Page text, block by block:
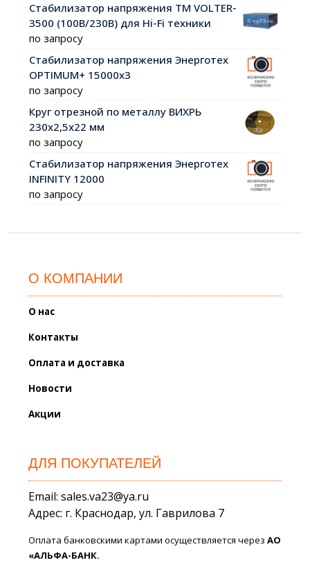
Стабилизатор напряжения ТМ VOLTER-
3500 (100В/230В) для Hi-Fi техники
по запросу
Стабилизатор напряжения Энерготех
OPTIMUM+ 15000х3
по запросу
Круг отрезной по металлу ВИХРЬ
230х2,5х22 мм
по запросу
Стабилизатор напряжения Энерготех
INFINITY 12000
по запросу
О КОМПАНИИ
О нас
Контакты
Оплата и доставка
Новости
Акции
ДЛЯ ПОКУПАТЕЛЕЙ
Email: sales.va23@ya.ru
Адрес: г. Краснодар, ул. Гаврилова 7
Оплата банковскими картами осуществляется черезАО
«АЛЬФА-БАНК.